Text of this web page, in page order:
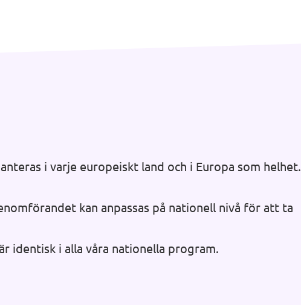
i varje europeiskt land och i Europa som helhet.
kan anpassas på nationell nivå för att ta
identisk i alla våra nationella program.